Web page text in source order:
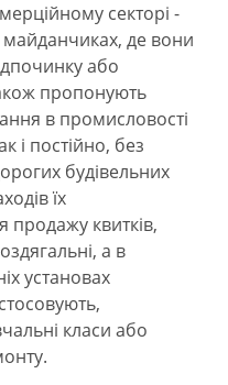
секторі -
де вони
або
пропонують
в промисловості
і постійно, без
будівельних
їх
продажу квитків,
а в
установах
класи або